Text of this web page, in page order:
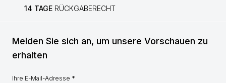
14 TAGE RÜCKGABERECHT
Melden Sie sich an, um unsere Vorschauen zu
erhalten